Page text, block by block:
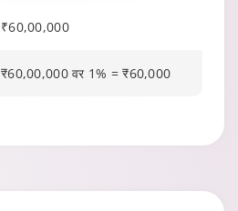
₹20000 ₹7
₹40000 ₹7
₹60,00,000
₹60,00,000 वर 1% = ₹60,000